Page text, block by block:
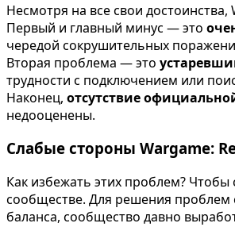
Несмотря на все свои
Первый и главный минус — это
чередой сокрушительных
Вторая проблема — это
трудности с подключением или
Наконец, отсутствие
недооценены.
Слабые стороны Wargame:
Как избежать этих проблем?
сообществе. Для решения проблем
баланса, сообщество давно